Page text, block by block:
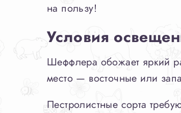
на пользу!
Условия
Шеффлера обожает яркий
место — восточные или
Пестролистные сорта